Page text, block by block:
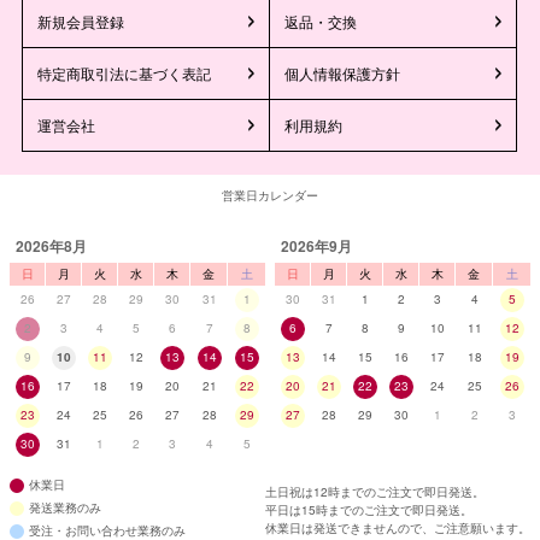
新規会員登録 返品・交換
特定商取引法に基づく表記 個人情報保護方針
運営会社 利用規約
営業日カレンダー
2026年8月
日 月 火 水 木 金
土
26
27 28 29 30 31
1
2
3 4 5 6 7
8
9
10 11 12 13 14
15
16
17 18 19 20 21
22
23
24 25 26 27 28
29
30
31 1 2 3 4 5
2026年9月
日 月 火 水 木 金
土
30
31 1 2 3 4
5
6
7 8 9 10 11
12
13
14 15 16 17 18
19
20
21 22 23 24 25
26
27
28 29 30 1 2 3
休業日
発送業務のみ
受注・お問い合わせ業務のみ
土日祝は12時までのご注文で即日発送。
平日は15時までのご注文で即日発送。
休業日は発送できませんので、ご注意願います。